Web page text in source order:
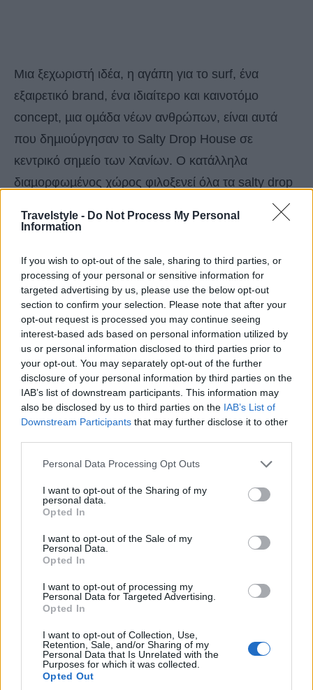
Travelstyle - Do Not Process My Personal
Information
If you wish to opt-out of the sale, sharing to third parties, or
processing of your personal or sensitive information for
targeted advertising by us, please use the below opt-out
section to confirm your selection. Please note that after your
opt-out request is processed you may continue seeing
interest-based ads based on personal information utilized by
us or personal information disclosed to third parties prior to
your opt-out. You may separately opt-out of the further
disclosure of your personal information by third parties on the
IAB’s list of downstream participants. This information may
also be disclosed by us to third parties on the IAB’s List of
Downstream Participants that may further disclose it to other
Please note that this website/app uses one or more Google
not limited to your visit or usage behaviour. You may click to
grant or deny consent to Google and its third-party tags to
use your data for below specified purposes in below Google
consent section.
Personal Data Processing Opt Outs
I want to opt-out of the Sharing of my
personal data.
Opted In
I want to opt-out of the Sale of my
Personal Data.
Opted In
I want to opt-out of processing my
Personal Data for Targeted Advertising.
Opted In
I want to opt-out of Collection, Use,
Retention, Sale, and/or Sharing of my
Personal Data that Is Unrelated with the
Purposes for which it was collected.
Opted Out
Μια ξεχωριστή ιδέα, η αγάπη για το surf, ένα
εξαιρετικό brand, ένα ιδιαίτερο και καινοτόµο
concept, µια οµάδα νέων ανθρώπων, είναι αυτά
που δηµιούργησαν το Salty Drop House σε
κεντρικό σηµείο των Χανίων. O κατάλληλα
διαµορφωµένος χώρος φιλοξενεί όλα τα salty drop
items (σανίδες surf, light wear, αξεσουάρ) αλλά και
ξένα γνωστά brands της ίδιας φιλοσοφίας. Εκτός
είναι και hot coffee & cocktails spot!
Info:
Καθηµερινά 10:00-00:00
Καλλεργών & Σαρπηδόνος, Τ. +30 2821 405094
FB:Salty Drop House, e-shop:saltydrop.com